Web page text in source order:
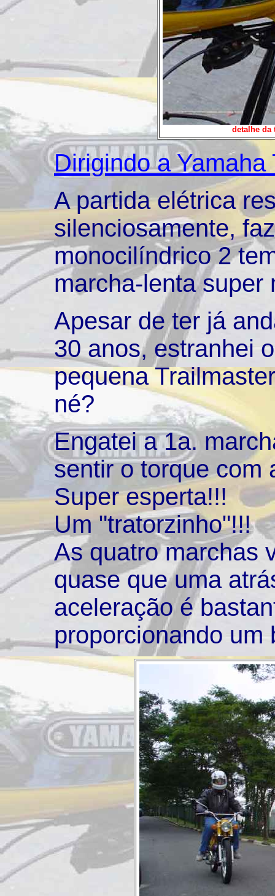
detalhe da
Dirigindo a Yamaha
A partida elétrica
silenciosamente,
monocilíndrico 2
marcha-lenta super
Apesar de ter já
30 anos, estranhei
pequena
né?
Engatei a 1a.
sentir o torque com
Super esperta!!!
Um "tratorzinho"!!!
As quatro marchas
quase que uma
aceleração é
proporcionando um